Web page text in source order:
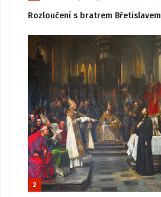
Rozloučení s bratrem
2